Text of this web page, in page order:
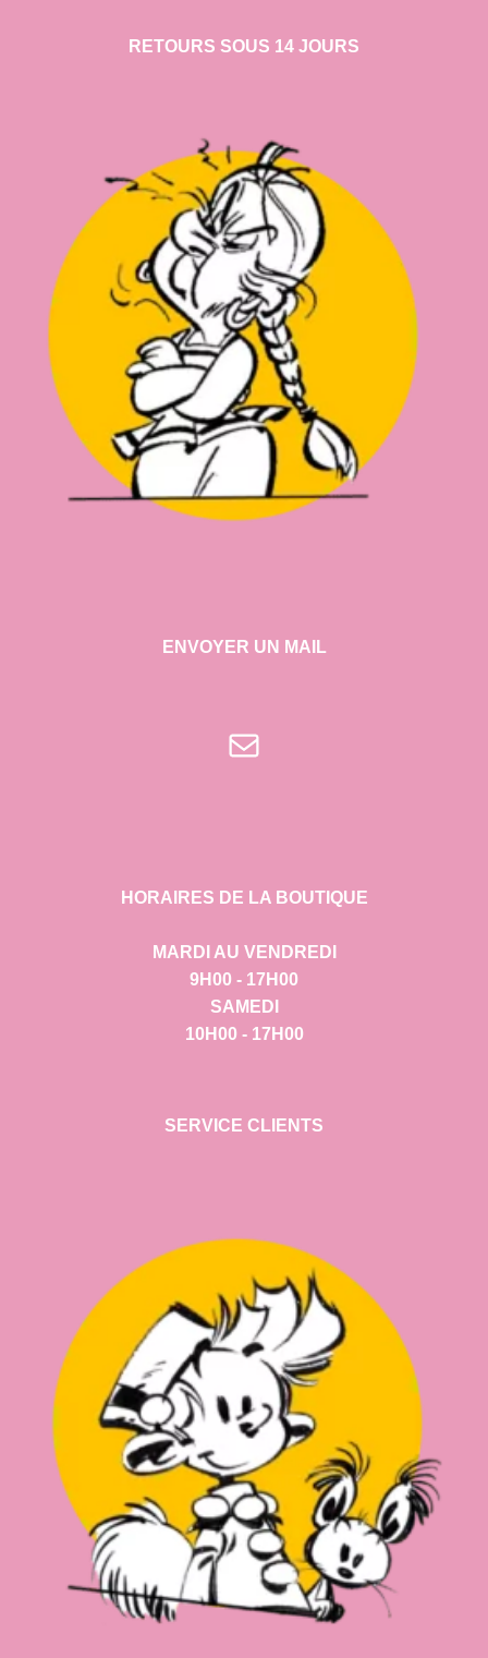
RETOURS SOUS 14 JOURS
ENVOYER UN MAIL
E-mail
HORAIRES DE LA BOUTIQUE
MARDI AU VENDREDI
9H00 - 17H00
SAMEDI
10H00 - 17H00
SERVICE CLIENTS